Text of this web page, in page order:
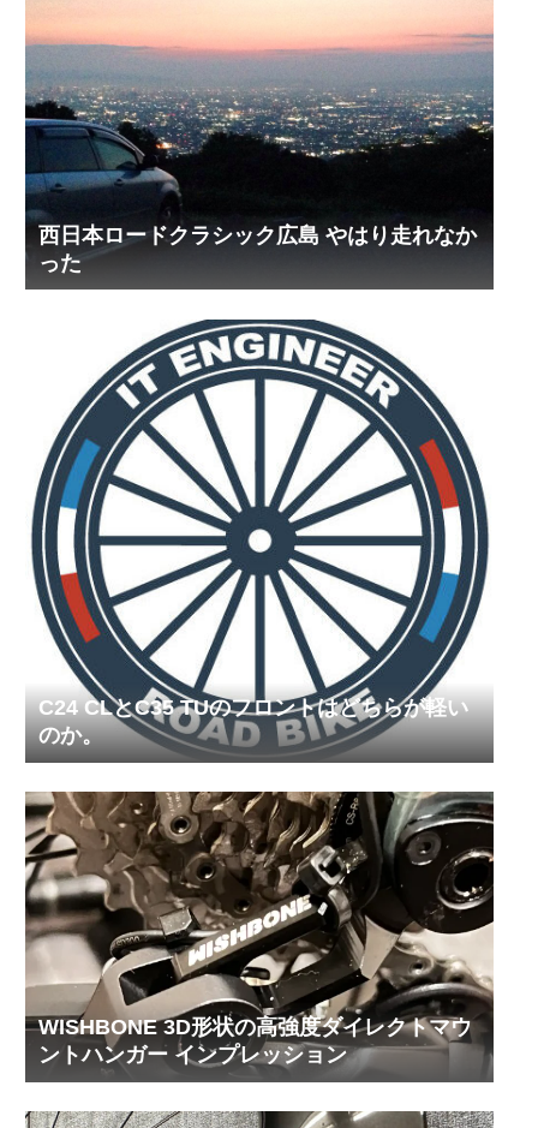
西日本ロードクラシック広島 やはり走れなか
った
C24 CLとC35 TUのフロントはどちらが軽い
のか。
WISHBONE 3D形状の高強度ダイレクトマウ
ントハンガー インプレッション